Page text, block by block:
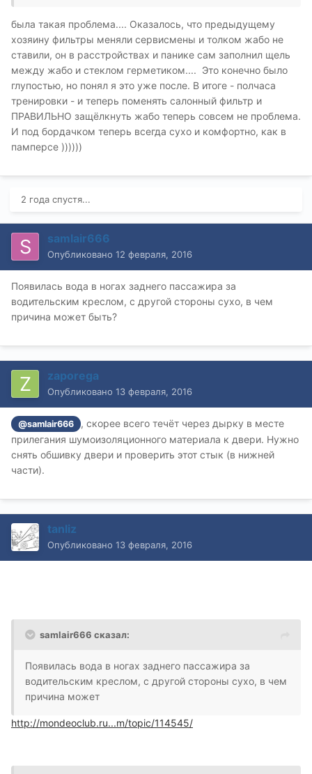
была такая проблема.... Оказалось, что предыдущему
хозяину фильтры меняли сервисмены и толком жабо не
ставили, он в расстройствах и панике сам заполнил щель
между жабо и стеклом герметиком.... Это конечно было
глупостью, но понял я это уже после. В итоге - полчаса
тренировки - и теперь поменять салонный фильтр и
ПРАВИЛЬНО защёлкнуть жабо теперь совсем не проблема.
И под бордачком теперь всегда сухо и комфортно, как в
памперсе ))))))
2 года спустя...
samlair666
Опубликовано 12 февраля, 2016
Появилась вода в ногах заднего пассажира за
водительским креслом, с другой стороны сухо, в чем
причина может быть?
zaporega
Опубликовано 13 февраля, 2016
@samlair666
, скорее всего течёт через дырку в месте
прилегания шумоизоляционного материала к двери. Нужно
снять обшивку двери и проверить этот стык (в нижней
части).
tanliz
Опубликовано 13 февраля, 2016
samlair666 сказал:
Появилась вода в ногах заднего пассажира за
водительским креслом, с другой стороны сухо, в чем
причина может
http://mondeoclub.ru...m/topic/114545/